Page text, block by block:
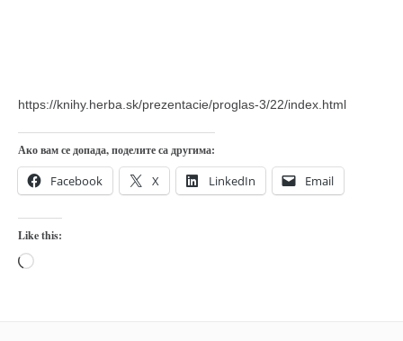
https://knihy.herba.sk/prezentacie/proglas-3/22/index.html
Ако вам се допада, поделите са другима:
Facebook X LinkedIn Email
Like this:
Loading…